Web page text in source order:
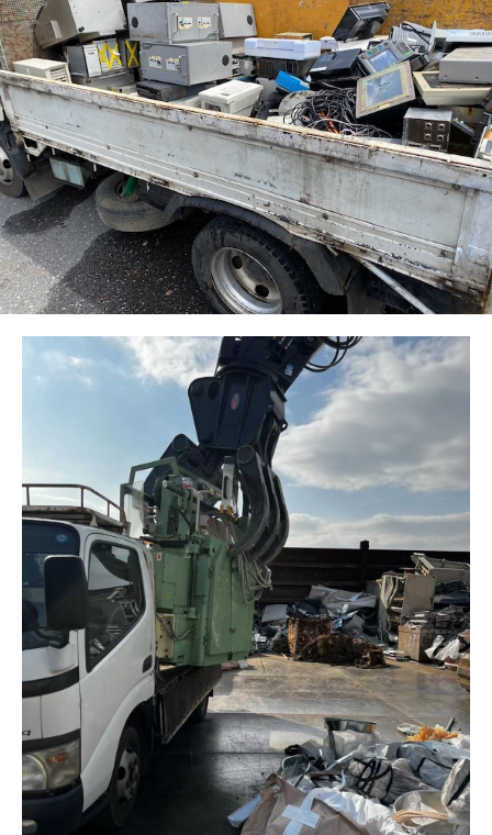
PROFILE
ACCESS
CONTACT